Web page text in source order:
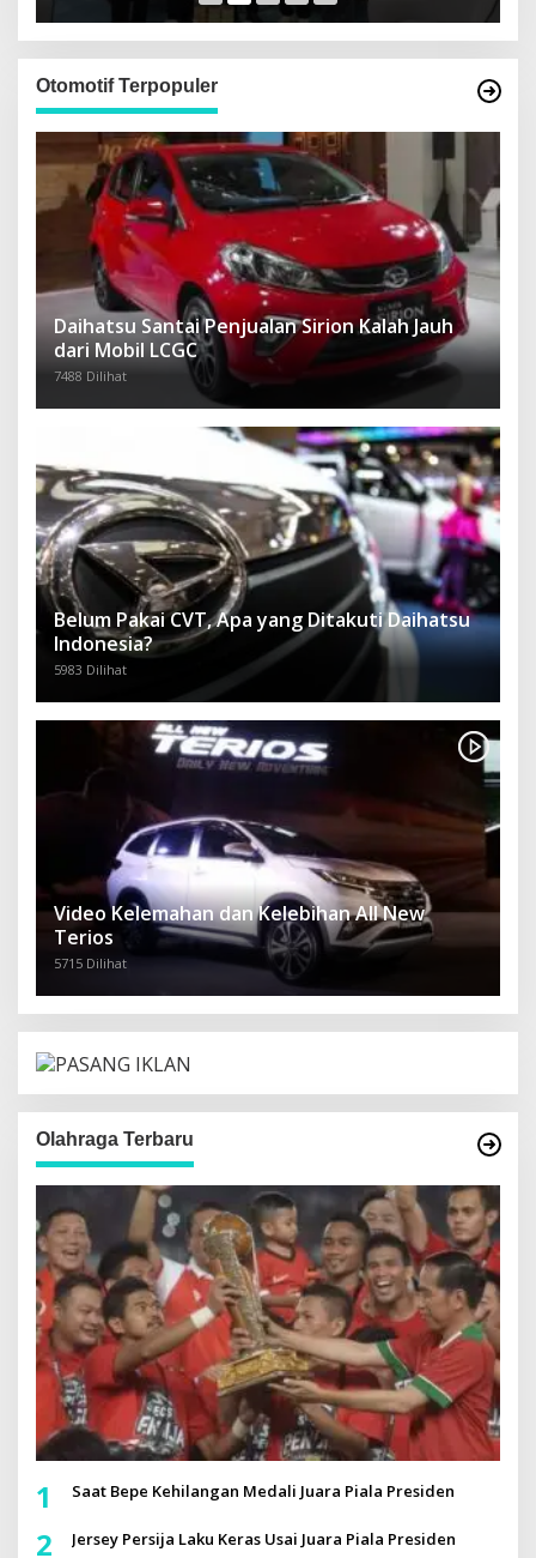
Otomotif Terpopuler
Daihatsu Santai Penjualan Sirion Kalah Jauh
dari Mobil LCGC
7488 Dilihat
Belum Pakai CVT, Apa yang Ditakuti Daihatsu
Indonesia?
5983 Dilihat
Video Kelemahan dan Kelebihan All New
Terios
5715 Dilihat
Olahraga Terbaru
1 Saat Bepe Kehilangan Medali Juara Piala Presiden
2 Jersey Persija Laku Keras Usai Juara Piala Presiden